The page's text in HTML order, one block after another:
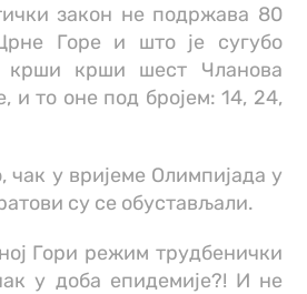
закон не подржава 80
Горе и што је сугубо
крши крши шест Чланова
и то оне под бројем: 14, 24,
чак у вријеме Олимпијада у
су се обустављали.
Гори режим трудбенички
у доба епидемије?! И не